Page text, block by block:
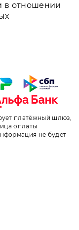
в отношении
платёжный шлюз,
оплаты
не будет